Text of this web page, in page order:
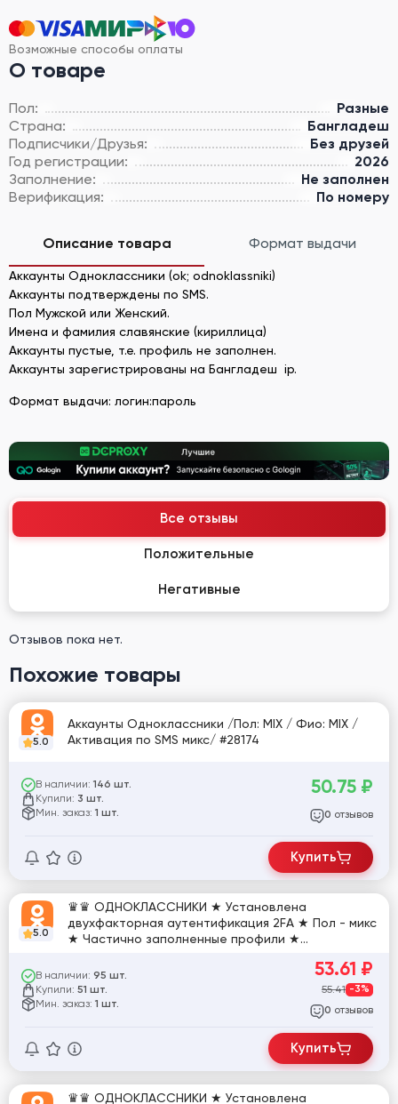
Возможные способы оплаты
О товаре
Пол:
Разные
Страна:
Бангладеш
Подписчики/Друзья:
Без друзей
Год регистрации:
2026
Заполнение:
Не заполнен
Верификация:
По номеру
Описание товара Формат выдачи
Аккаунты Одноклассники (ok; odnoklassniki)
Аккаунты подтверждены по SMS.
Пол Мужской или Женский.
Имена и фамилия славянские (кириллица)
Аккаунты пустые, т.е. профиль не заполнен.
Аккаунты зарегистрированы на Бангладеш ip.
Формат выдачи: логин:пароль
Все отзывы
Положительные
Негативные
Отзывов пока нет.
Похожие товары
5.0
Аккаунты Одноклассники /Пол: MIX / Фио: MIX /
Активация по SMS микс/ #28174
В наличии: 146 шт.
Купили: 3 шт.
Мин. заказ: 1 шт.
50.75 ₽
0 отзывов
Купить
5.0
♛♛ ОДНОКЛАССНИКИ ★ Установлена
двухфакторная аутентификация 2FA ★ Пол - микс
★ Частично заполненные профили ★
В наличии: 95 шт.
Купили: 51 шт.
Мин. заказ: 1 шт.
53.61 ₽
55.41 -3%
0 отзывов
Купить
♛♛ ОДНОКЛАССНИКИ ★ Установлена